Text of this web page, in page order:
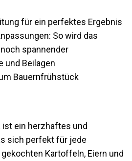
für ein perfektes Ergebnis
So wird das
spannender
und Beilagen
Bauernfrühstück
ein herzhaftes und
sich perfekt für jede
Kartoffeln, Eiern und